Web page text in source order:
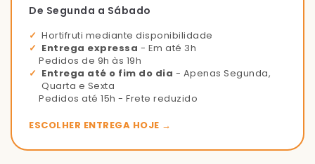
De Segunda a Sábado
Hortifruti mediante disponibilidade
Entrega expressa - Em até 3h
Pedidos de 9h às 19h
Entrega até o fim do dia - Apenas Segunda,
Quarta e Sexta
Pedidos até 15h - Frete reduzido
ESCOLHER ENTREGA HOJE →